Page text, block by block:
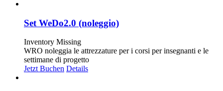
Set WeDo2.0 (noleggio)
Inventory Missing
WRO noleggia le attrezzature per i corsi per insegnanti e le
settimane di progetto
Jetzt Buchen Details